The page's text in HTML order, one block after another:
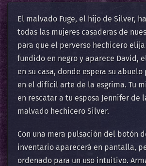
El malvado Fuge, el hijo de Silver,
todas las mujeres casaderas de
para que el perverso hechicero elija
fundido en negro y aparece David,
en su casa, donde espera su
en el difícil arte de la esgrima. Tu
en rescatar a tu esposa Jennifer de
malvado hechicero Silver.
Con una mera pulsación del botón
inventario aparecerá en pantalla,
ordenado para un uso intuitivo.